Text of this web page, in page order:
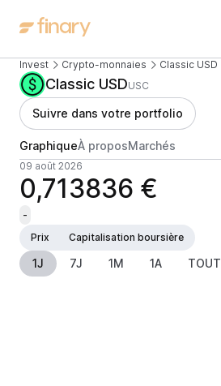
Invest Crypto-monnaies Classic USD
Classic USDUSC
Suivre dans votre portfolio
GraphiqueÀ proposMarchés
09 août 2026
0,713836 €
-
Prix
Capitalisation boursière
1J 7J 1M 1A TOUT